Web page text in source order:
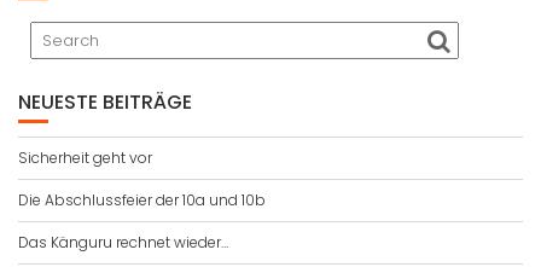
NEUESTE BEITRÄGE
Sicherheit geht vor
Die Abschlussfeier der 10a und 10b
Das Känguru rechnet wieder…